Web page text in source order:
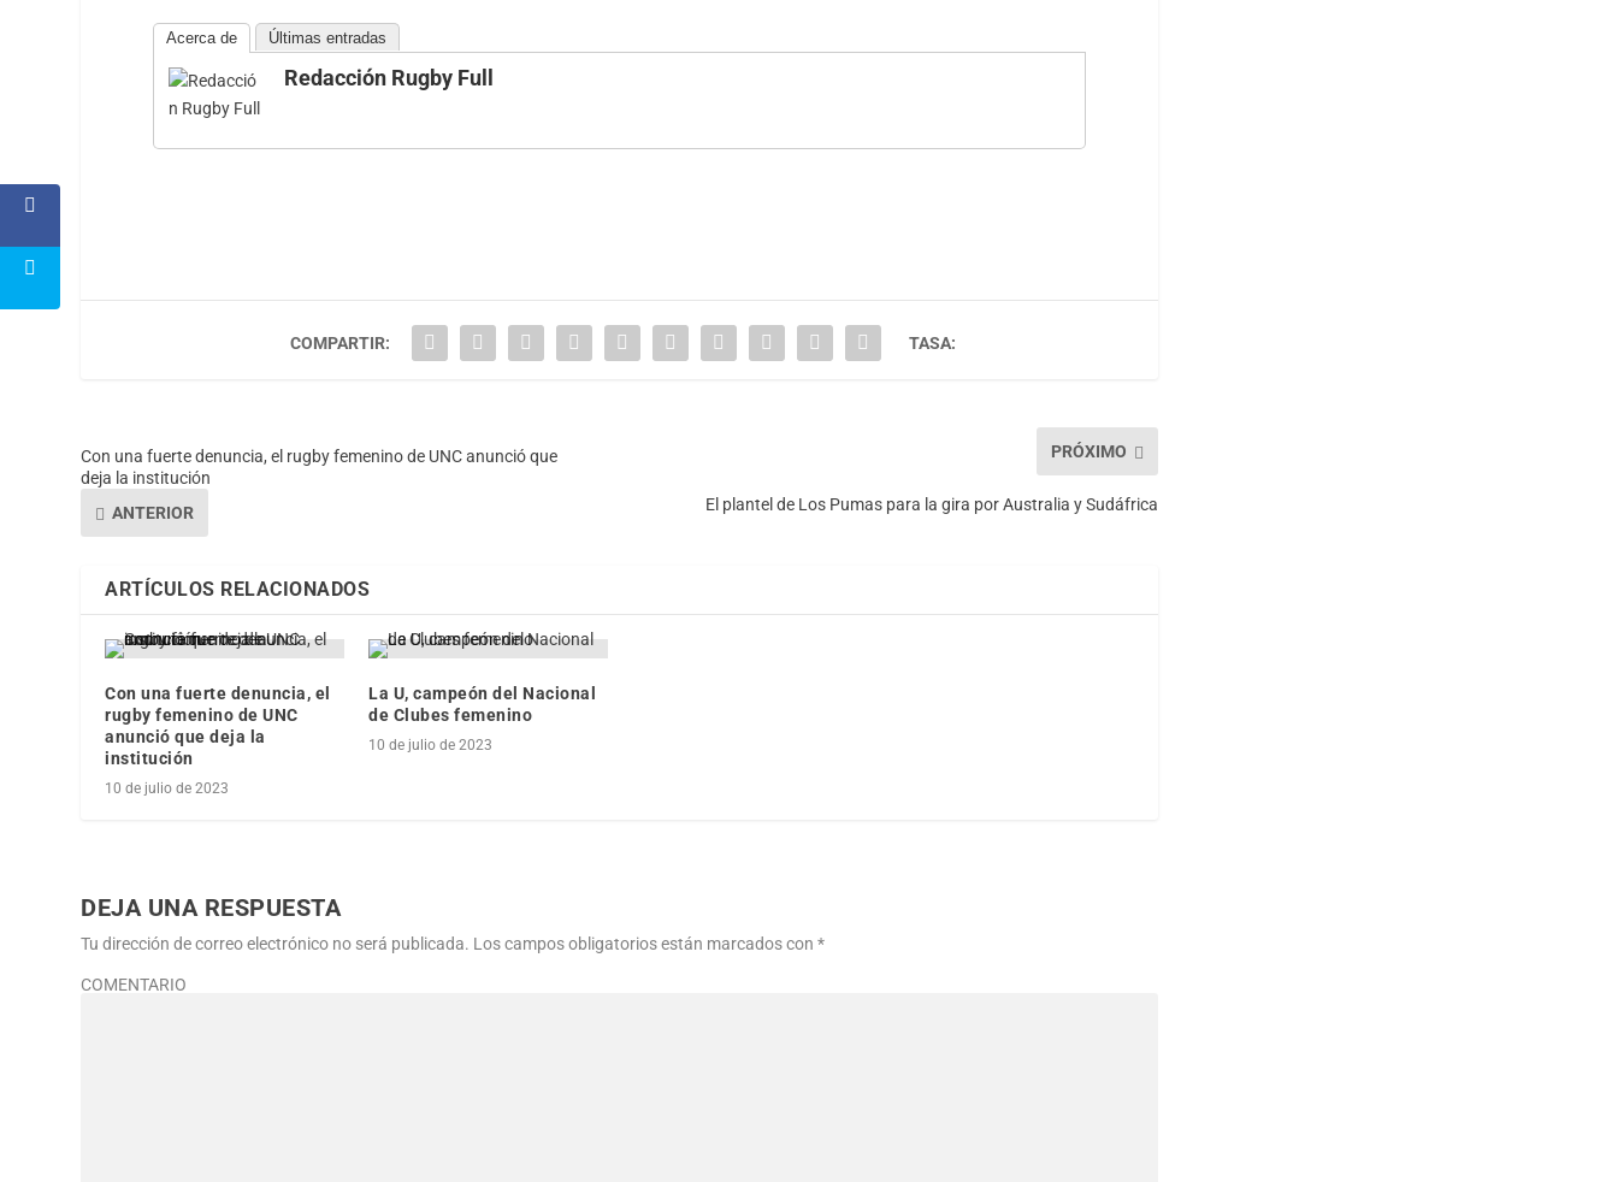
Acerca de Últimas entradas
Redacción Rugby Full
COMPARTIR: TASA:
Con una fuerte denuncia, el rugby femenino de UNC anunció que
deja la institución
ANTERIOR
PRÓXIMO
El plantel de Los Pumas para la gira por Australia y Sudáfrica
ARTÍCULOS RELACIONADOS
Con una fuerte denuncia, el
rugby femenino de UNC
anunció que deja la
institución
10 de julio de 2023
La U, campeón del Nacional
de Clubes femenino
10 de julio de 2023
DEJA UNA RESPUESTA
Tu dirección de correo electrónico no será publicada. Los campos obligatorios están marcados con*
COMENTARIO